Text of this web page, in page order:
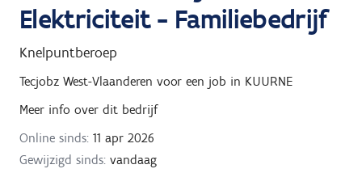
Elektriciteit - Familiebedrijf
Knelpuntberoep
Tecjobz West-Vlaanderen voor een job in KUURNE
Meer info over dit bedrijf
Online sinds: 11 apr 2026
Gewijzigd sinds: vandaag